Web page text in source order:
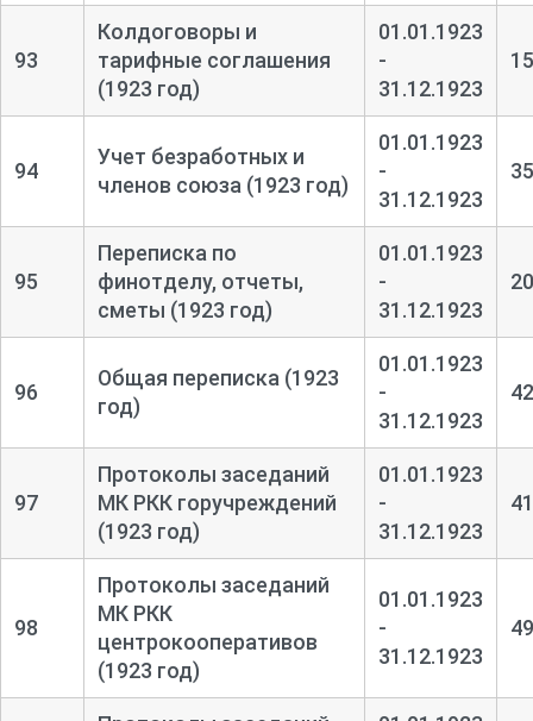
93
Колдоговоры и
тарифные соглашения
(1923 год)
01.01.1923
-
31.12.1923
94
Учет безработных и
членов союза (1923 год)
01.01.1923
-
31.12.1923
95
Переписка по
финотделу, отчеты,
сметы (1923 год)
01.01.1923
-
31.12.1923
96
Общая переписка (1923
год)
01.01.1923
-
31.12.1923
97
Протоколы заседаний
МК РКК горучреждений
(1923 год)
01.01.1923
-
31.12.1923
98
Протоколы заседаний
МК РКК
центрокооперативов
(1923 год)
01.01.1923
-
31.12.1923
49